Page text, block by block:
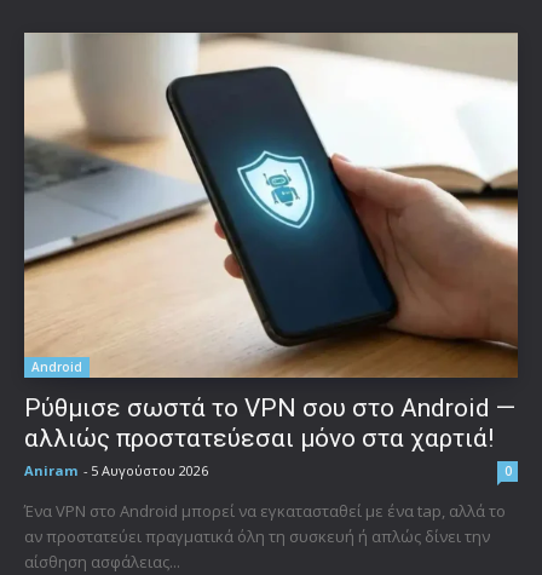
Android
Ρύθμισε σωστά το VPN σου στο Android —
αλλιώς προστατεύεσαι μόνο στα χαρτιά!
Aniram - 5 Αυγούστου 2026 0
Ένα VPN στο Android μπορεί να εγκατασταθεί με ένα tap, αλλά το
αν προστατεύει πραγματικά όλη τη συσκευή ή απλώς δίνει την
αίσθηση ασφάλειας...